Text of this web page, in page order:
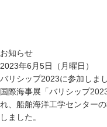
お知らせ
2023年6月5日（月曜日）
バリシップ2023に参加しま
国際海事展「バリシップ
れ、船舶海洋工学センター
しました。